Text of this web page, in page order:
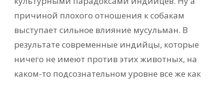
причиной плохого отношения к собакам
выступает сильное влияние мусульман. В
результате современные индийцы, которые
ничего не имеют против этих животных, на
каком-то подсознательном уровне все же как